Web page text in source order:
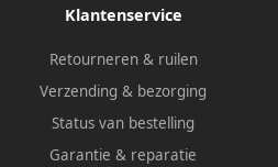
Klantenservice
Retourneren & ruilen
Verzending & bezorging
Status van bestelling
Garantie & reparatie